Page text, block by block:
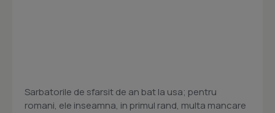
Sarbatorile de sfarsit de an bat la usa; pentru
romani, ele inseamna, in primul rand, multa mancare